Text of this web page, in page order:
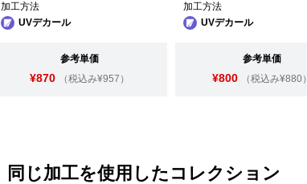
加工方法
UVデカール
参考単価
¥870 （税込み¥957）
加工方法
UVデカール
参考単価
¥800 （税込み¥880）
同じ加工を使用したコレクション